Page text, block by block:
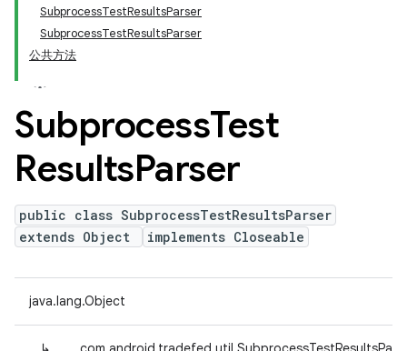
SubprocessTestResultsParser
SubprocessTestResultsParser
公共方法
SubprocessTest
ResultsParser
public class SubprocessTestResultsParser
extends Object
implements Closeable
java.lang.Object